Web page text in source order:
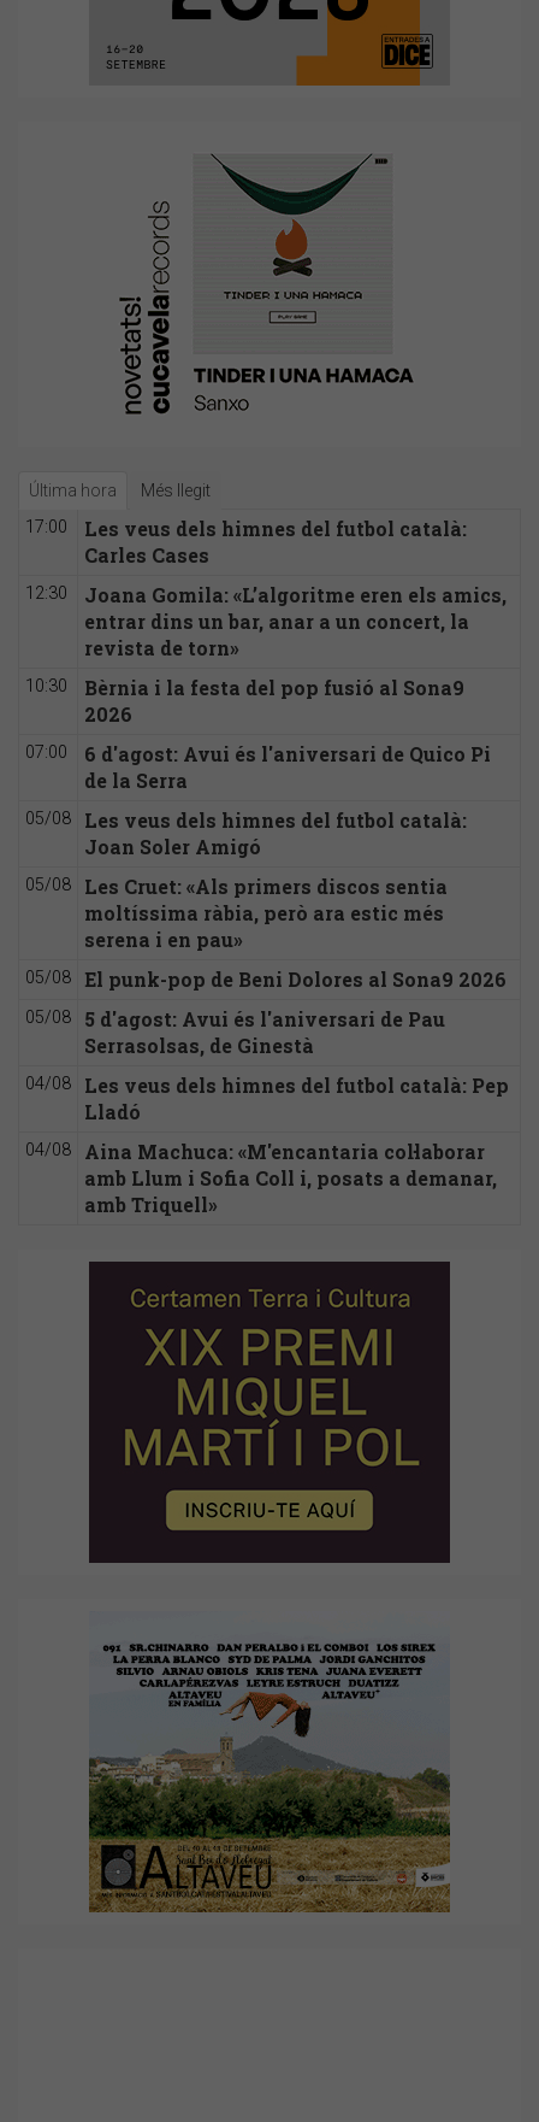
Última hora Més llegit
17:00
Les veus dels himnes del futbol català:
Carles Cases
12:30
Joana Gomila: «L’algoritme eren els amics,
entrar dins un bar, anar a un concert, la
revista de torn»
10:30
Bèrnia i la festa del pop fusió al Sona9
2026
07:00
6 d'agost: Avui és l'aniversari de Quico Pi
de la Serra
05/08
Les veus dels himnes del futbol català:
Joan Soler Amigó
05/08
Les Cruet: «Als primers discos sentia
moltíssima ràbia, però ara estic més
serena i en pau»
05/08 El punk-pop de Beni Dolores al Sona9 2026
05/08
5 d'agost: Avui és l'aniversari de Pau
Serrasolsas, de Ginestà
04/08
Les veus dels himnes del futbol català: Pep
Lladó
04/08
Aina Machuca: «M'encantaria col·laborar
amb Llum i Sofia Coll i, posats a demanar,
amb Triquell»